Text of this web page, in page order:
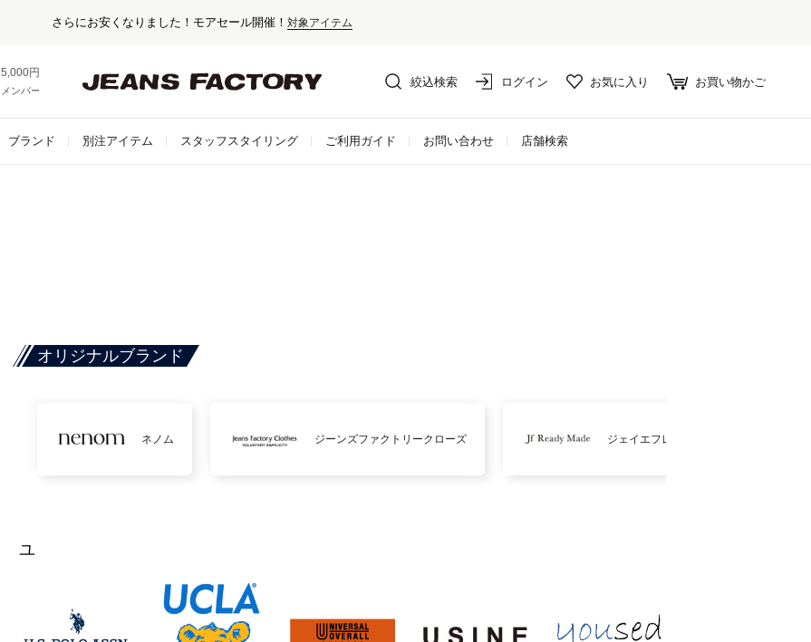
さらにお安くなりました！モアセール開催！ 対象アイテム
5,000円以上お買い上げで送料無料！
メンバー登録でお得な情報をゲット。さらに詳しく
絞込検索 ログイン お気に入り お買い物かご
ブランド 別注アイテム スタッフスタイリング ご利用ガイド お問い合わせ 店舗検索
オリジナルブランド
ネノム ジーンズファクトリークローズ ジェイエフレディメイド
ユ